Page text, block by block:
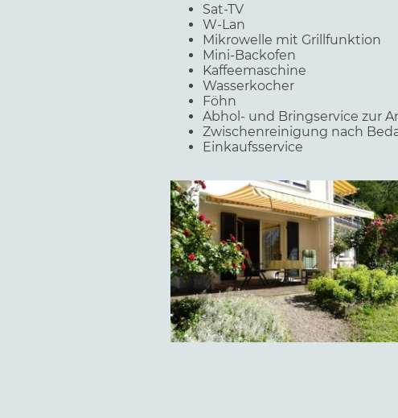
Sat-TV
W-Lan
Mikrowelle mit Grillfunktion
Mini-Backofen
Kaffeemaschine
Wasserkocher
Föhn
Abhol- und Bringservice zur
Zwischenreinigung nach
Einkaufsservice